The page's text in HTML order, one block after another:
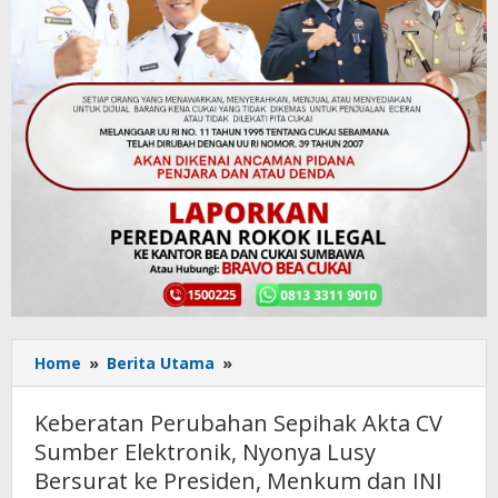
Home » Berita Utama »
Perubahan
Akta
CV
Sumber
Keberatan Perubahan Sepihak Akta CV
Sumber Elektronik, Nyonya Lusy
Bersurat ke Presiden, Menkum dan INI